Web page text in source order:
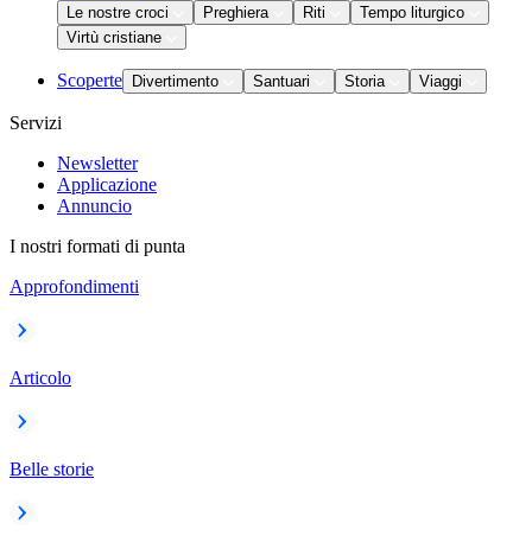
Le nostre croci
Preghiera Riti
Tempo liturgico
Virtù cristiane
Scoperte Divertimento Santuari Storia Viaggi
Servizi
Newsletter
Applicazione
Annuncio
I nostri formati di punta
Approfondimenti
Articolo
Belle storie